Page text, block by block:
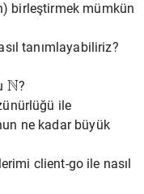
birleştirmek mümkün
tanımlayabiliriz?
N
?
ile
ne kadar büyük
client-go ile nasıl